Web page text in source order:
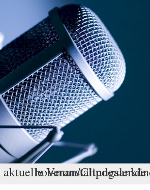
Unsere aktuelle Veranstaltungsankündigung. Foto: botsman/Clipdealer.de